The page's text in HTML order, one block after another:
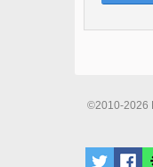
©2010-2026